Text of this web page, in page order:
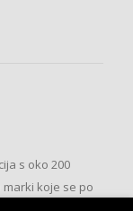
s oko 200
koje se po